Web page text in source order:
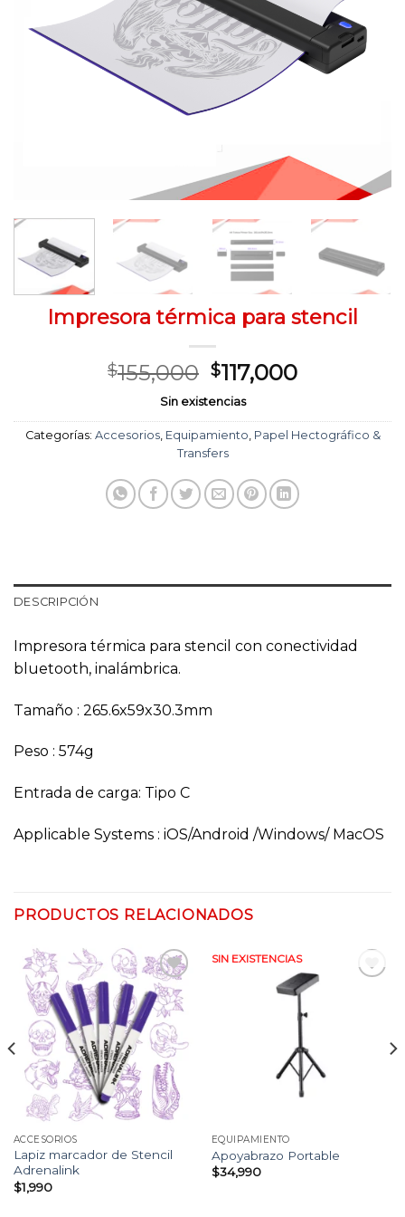
Impresora térmica para stencil
$155,000 El
precio
original
era:
$155,000.
$117,000El
actual
es:
Sin existencias
Categorías: Accesorios, Equipamiento Papel Hectográfico &
Transfers
DESCRIPCIÓN
Impresora térmica para stencil con conectividad
bluetooth, inalámbrica.
Tamaño : 265.6x59x30.3mm
Peso : 574g
Entrada de carga: Tipo C
Applicable Systems : iOS/Android /Windows/ MacOS
PRODUCTOS RELACIONADOS
Añadir
a la
lista
de
deseos
ACCESORIOS
Lapiz marcador de Stencil
Adrenalink
$1,990
SIN EXISTENCIAS
EQUIPAMIENTO
Apoyabrazo Portable
$34,990